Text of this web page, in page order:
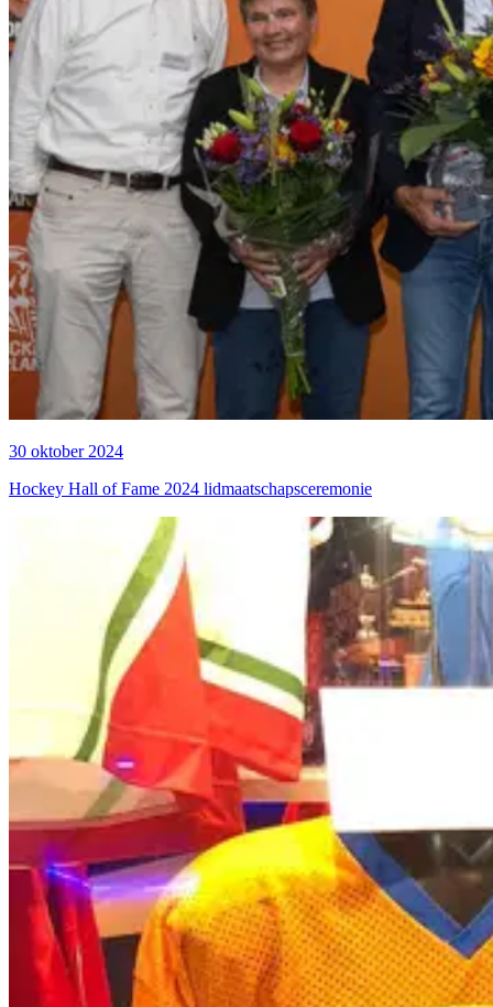
30 oktober 2024
Hockey Hall of Fame 2024 lidmaatschapsceremonie